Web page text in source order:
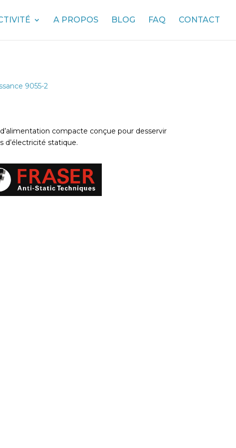
A PROPOS BLOG FAQ CONTACT
9055-2
compacte conçue pour desservir
d’électricité statique.